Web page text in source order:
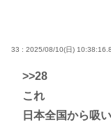
33 : 2025/08/10(日)
>>28
これ
日本全国から吸